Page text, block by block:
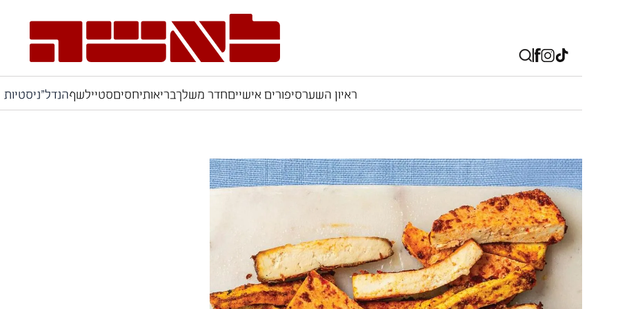
ראיון השערסיפורים אישייםחדר משלךבריאותיחסיםסטיילשףהנדל"ניסטיות